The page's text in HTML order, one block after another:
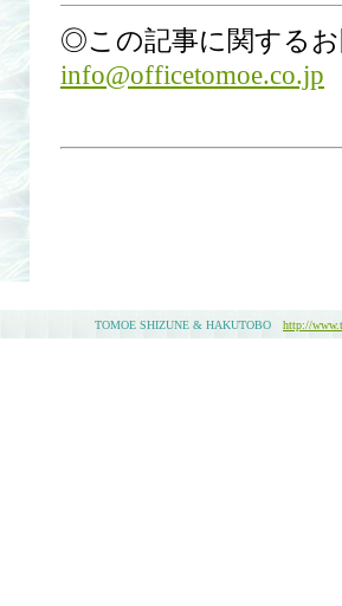
◎この記事に関する
info@officetomoe.co.jp
TOMOE SHIZUNE & HAKUTOBO http://